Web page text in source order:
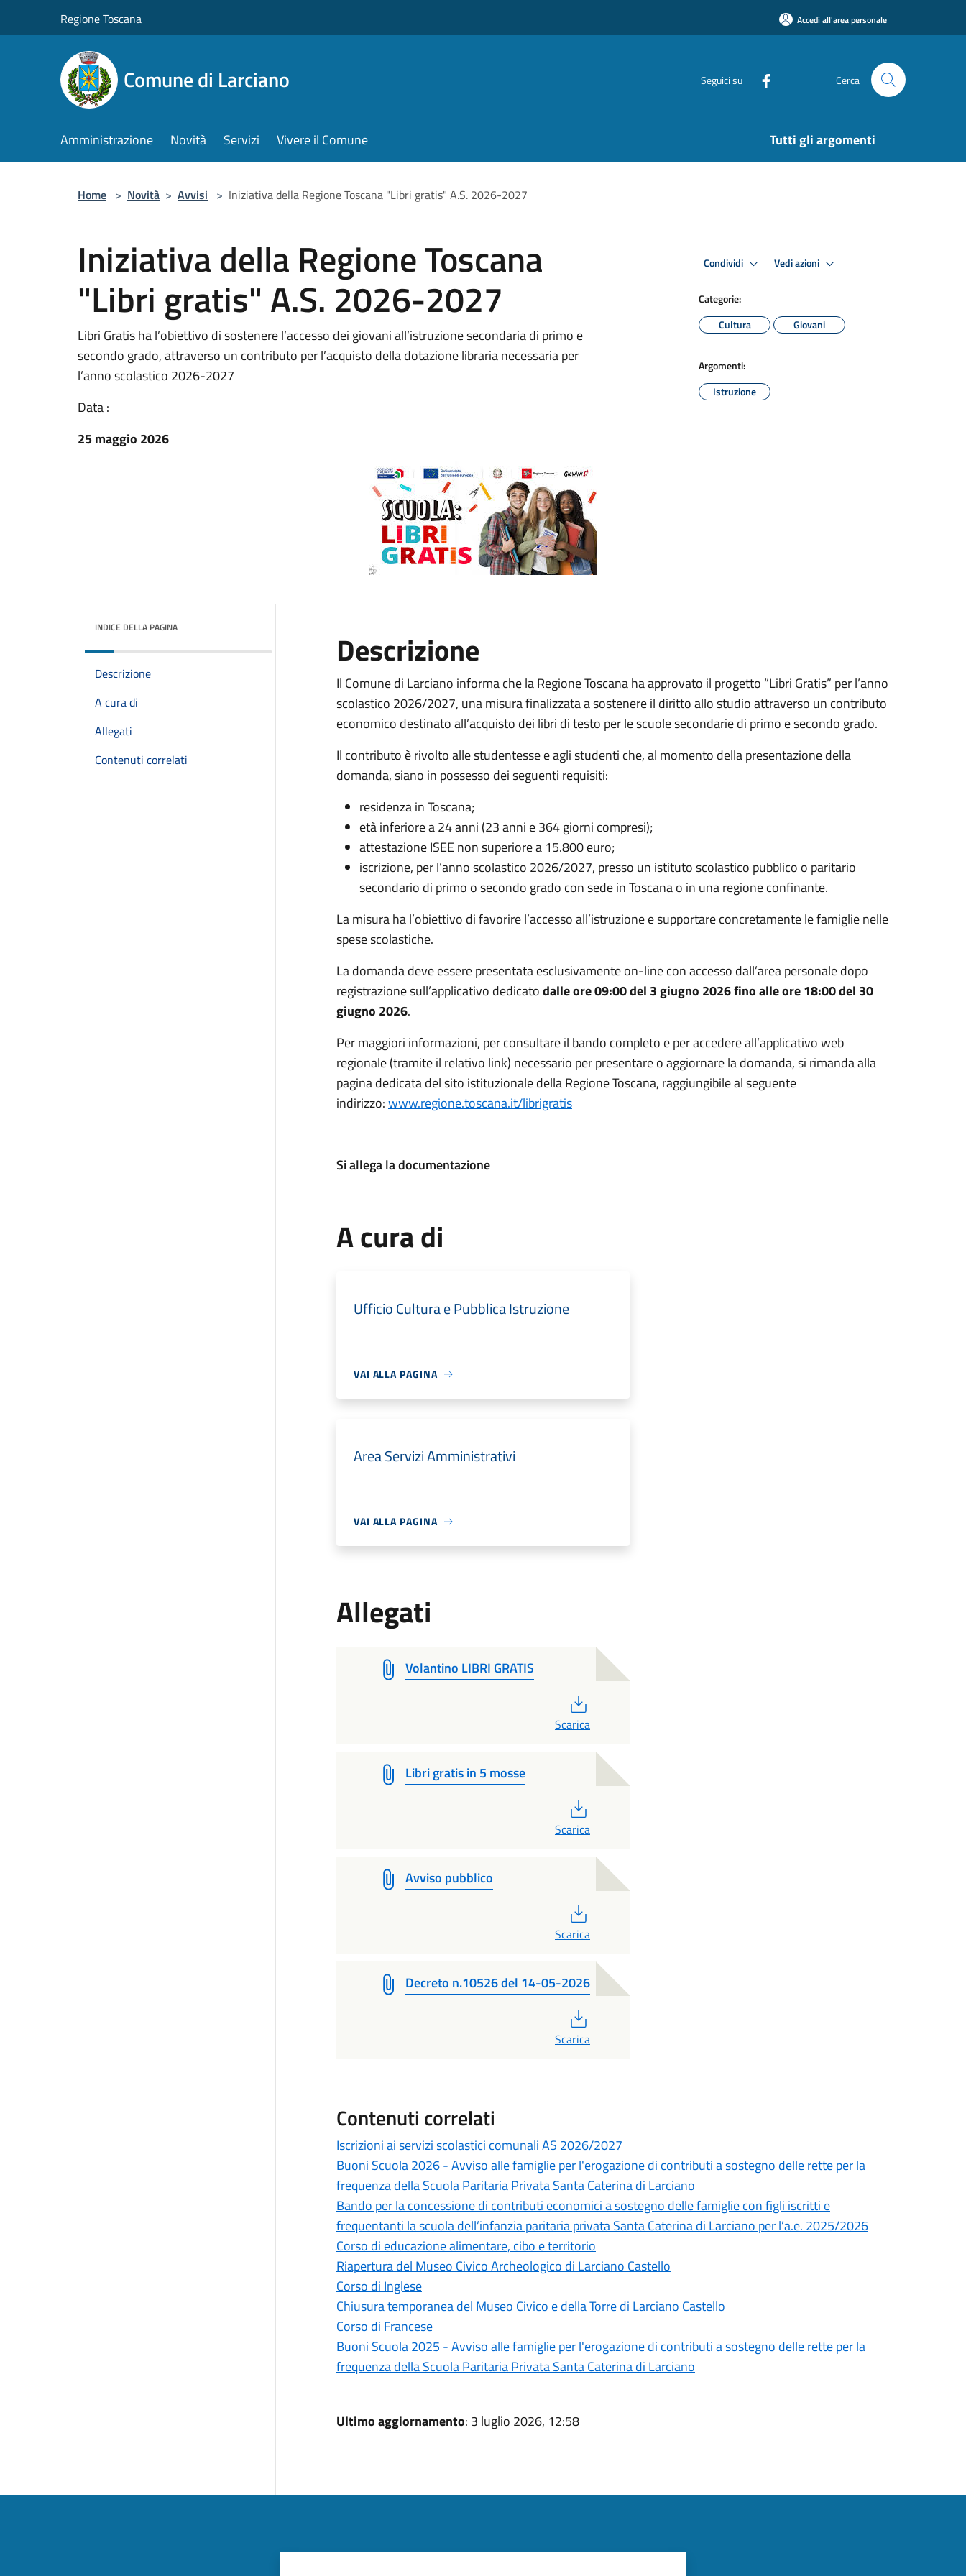
Regione Toscana Accedi all'area personale
Comune di Larciano Seguici su Cerca
Amministrazione Novità Servizi Vivere il Comune Tutti gli argomenti
Home > Novità > Avvisi > Iniziativa della Regione Toscana "Libri gratis" A.S. 2026-2027
Iniziativa della Regione Toscana
"Libri gratis" A.S. 2026-2027
Libri Gratis ha l’obiettivo di sostenere l’accesso dei giovani all’istruzione secondaria di primo e
secondo grado, attraverso un contributo per l’acquisto della dotazione libraria necessaria per
l’anno scolastico 2026-2027
Data :
25 maggio 2026
Condividi Vedi azioni
Categorie:
Cultura
Giovani
Argomenti:
Istruzione
INDICE DELLA PAGINA
Descrizione
A cura di
Allegati
Contenuti correlati
Descrizione
Il Comune di Larciano informa che la Regione Toscana ha approvato il progetto “Libri Gratis” per l’anno
scolastico 2026/2027, una misura finalizzata a sostenere il diritto allo studio attraverso un contributo
economico destinato all’acquisto dei libri di testo per le scuole secondarie di primo e secondo grado.
Il contributo è rivolto alle studentesse e agli studenti che, al momento della presentazione della
domanda, siano in possesso dei seguenti requisiti:
residenza in Toscana;
età inferiore a 24 anni (23 anni e 364 giorni compresi);
attestazione ISEE non superiore a 15.800 euro;
iscrizione, per l’anno scolastico 2026/2027, presso un istituto scolastico pubblico o paritario
secondario di primo o secondo grado con sede in Toscana o in una regione confinante.
La misura ha l’obiettivo di favorire l’accesso all’istruzione e supportare concretamente le famiglie nelle
spese scolastiche.
La domanda deve essere presentata esclusivamente on-line con accesso dall’area personale dopo
registrazione sull’applicativo dedicatodalle ore 09:00 del 3 giugno 2026 fino alle ore 18:00 del 30
giugno 2026.
Per maggiori informazioni, per consultare il bando completo e per accedere all’applicativo web
regionale (tramite il relativo link) necessario per presentare o aggiornare la domanda, si rimanda alla
pagina dedicata del sito istituzionale della Regione Toscana, raggiungibile al seguente
indirizzo:www.regione.toscana.it/librigratis
Si allega la documentazione
A cura di
Ufficio Cultura e Pubblica Istruzione
VAI ALLA PAGINA
Area Servizi Amministrativi
VAI ALLA PAGINA
Allegati
Volantino LIBRI GRATIS
Scarica
Libri gratis in 5 mosse
Scarica
Avviso pubblico
Scarica
Decreto n.10526 del 14-05-2026
Scarica
Contenuti correlati
Iscrizioni ai servizi scolastici comunali AS 2026/2027
Buoni Scuola 2026 - Avviso alle famiglie per l'erogazione di contributi a sostegno delle rette per la
frequenza della Scuola Paritaria Privata Santa Caterina di Larciano
Bando per la concessione di contributi economici a sostegno delle famiglie con figli iscritti e
frequentanti la scuola dell’infanzia paritaria privata Santa Caterina di Larciano per l’a.e. 2025/2026
Corso di educazione alimentare, cibo e territorio
Riapertura del Museo Civico Archeologico di Larciano Castello
Corso di Inglese
Chiusura temporanea del Museo Civico e della Torre di Larciano Castello
Corso di Francese
Buoni Scuola 2025 - Avviso alle famiglie per l'erogazione di contributi a sostegno delle rette per la
frequenza della Scuola Paritaria Privata Santa Caterina di Larciano
Ultimo aggiornamento: 3 luglio 2026, 12:58